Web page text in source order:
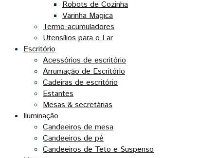
Robots de Cozinha
Varinha Magica
Termo-acumuladores
Utensílios para o Lar
Escritório
Acessórios de escritório
Arrumação de Escritório
Cadeiras de escritório
Estantes
Mesas & secretárias
Iluminação
Candeeiros de mesa
Candeeiros de pé
Candeeiros de Teto e Suspenso